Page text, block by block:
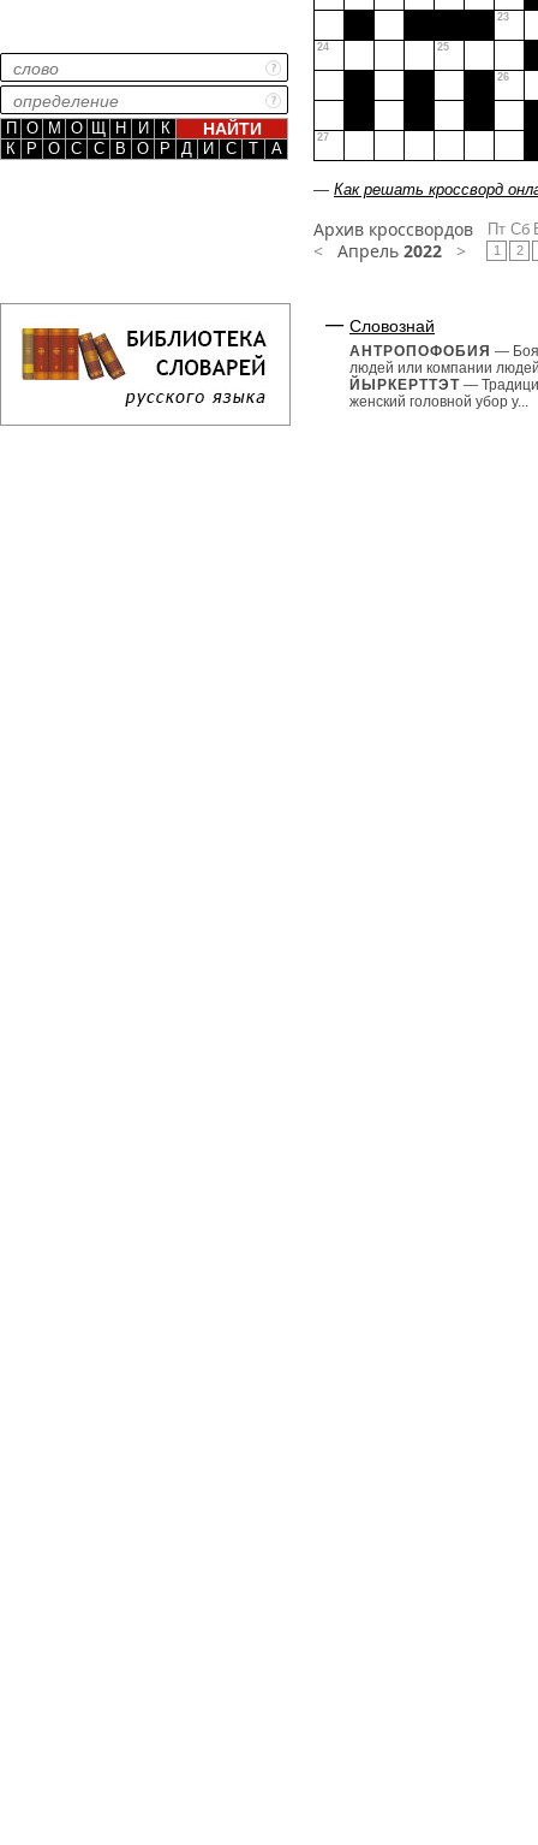
П О М О Щ Н И
К
К
Р О С С В О Р Д И С Т А
23
24 25
26
27
— Как решать кроссворд
Архив кроссвордов
< Апрель 2022 >
Пт
1
Сб
2
Словознай
АНТРОПОФОБИЯ —
людей или компании
ЙЫРКЕРТТЭТ —
женский головной убор у...